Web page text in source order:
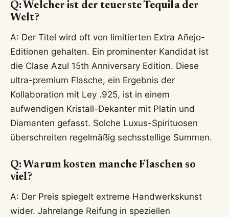
Q: Welcher ist der teuerste Tequila der
Welt?
A: Der Titel wird oft von limitierten Extra Añejo-
Editionen gehalten. Ein prominenter Kandidat ist
die Clase Azul 15th Anniversary Edition. Diese
ultra-premium Flasche, ein Ergebnis der
Kollaboration mit Ley .925, ist in einem
aufwendigen Kristall-Dekanter mit Platin und
Diamanten gefasst. Solche Luxus-Spirituosen
überschreiten regelmäßig sechsstellige Summen.
Q: Warum kosten manche Flaschen so
viel?
A: Der Preis spiegelt extreme Handwerkskunst
wider. Jahrelange Reifung in speziellen